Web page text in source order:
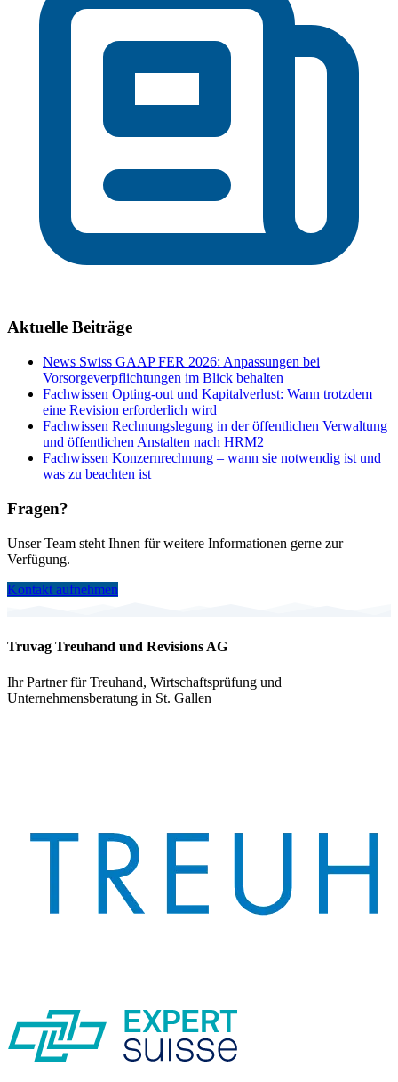
Aktuelle Beiträge
News Swiss GAAP FER 2026: Anpassungen bei
Vorsorgeverpflichtungen im Blick behalten
Fachwissen Opting-out und Kapitalverlust: Wann trotzdem
eine Revision erforderlich wird
Fachwissen Rechnungslegung in der öffentlichen Verwaltung
und öffentlichen Anstalten nach HRM2
Fachwissen Konzernrechnung – wann sie notwendig ist und
was zu beachten ist
Fragen?
Unser Team steht Ihnen für weitere Informationen gerne zur
Verfügung.
Kontakt aufnehmen
Truvag Treuhand und Revisions AG
Ihr Partner für Treuhand, Wirtschaftsprüfung und
Unternehmensberatung in St. Gallen